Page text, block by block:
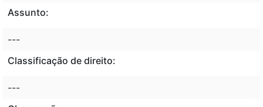
Assunto:
---
Classificação de direito:
---